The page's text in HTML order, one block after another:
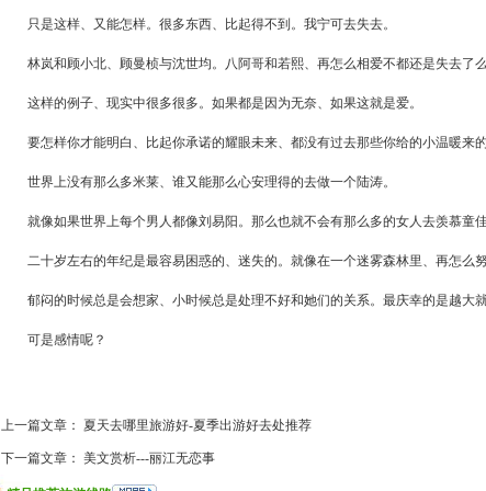
只是这样、又能怎样。很多东西、比起得不到。我宁可去失去。
林岚和顾小北、顾曼桢与沈世均。八阿哥和若熙、再怎么相爱不都还是失去了么
这样的例子、现实中很多很多。如果都是因为无奈、如果这就是爱。
要怎样你才能明白、比起你承诺的耀眼未来、都没有过去那些你给的小温暖来的
世界上没有那么多米莱、谁又能那么心安理得的去做一个陆涛。
就像如果世界上每个男人都像刘易阳。那么也就不会有那么多的女人去羡慕童佳
二十岁左右的年纪是最容易困惑的、迷失的。就像在一个迷雾森林里、再怎么努
郁闷的时候总是会想家、小时候总是处理不好和她们的关系。最庆幸的是越大就
可是感情呢？
上一篇文章： 夏天去哪里旅游好-夏季出游好去处推荐
下一篇文章： 美文赏析---丽江无恋事